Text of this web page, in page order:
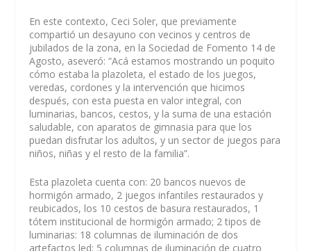
En este contexto, Ceci Soler, que previamente
compartió un desayuno con vecinos y centros de
jubilados de la zona, en la Sociedad de Fomento 14 de
Agosto, aseveró: “Acá estamos mostrando un poquito
cómo estaba la plazoleta, el estado de los juegos,
veredas, cordones y la intervención que hicimos
después, con esta puesta en valor integral, con
luminarias, bancos, cestos, y la suma de una estación
saludable, con aparatos de gimnasia para que los
puedan disfrutar los adultos, y un sector de juegos para
niños, niñas y el resto de la familia”.
Esta plazoleta cuenta con: 20 bancos nuevos de
hormigón armado, 2 juegos infantiles restaurados y
reubicados, los 10 cestos de basura restaurados, 1
tótem institucional de hormigón armado; 2 tipos de
luminarias: 18 columnas de iluminación de dos
artefactos led; 5 columnas de iluminación de cuatro